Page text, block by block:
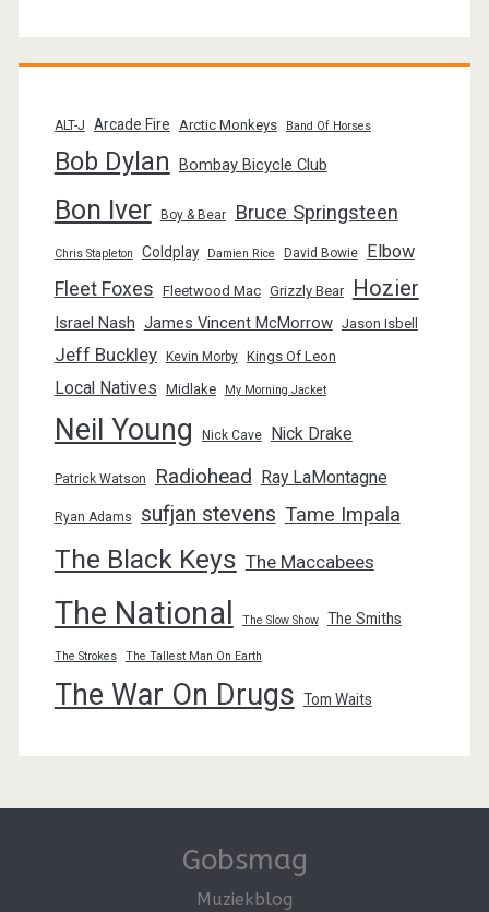
ALT-J Arcade Fire Arctic Monkeys Band Of Horses
Bob Dylan Bombay Bicycle Club
Bon Iver Boy & Bear Bruce Springsteen
Chris Stapleton Coldplay Damien Rice David Bowie Elbow
Fleet Foxes Fleetwood Mac Grizzly Bear Hozier
Israel Nash James Vincent McMorrow Jason Isbell
Jeff Buckley Kevin Morby Kings Of Leon
Local Natives Midlake My Morning Jacket
Neil Young Nick Cave Nick Drake
Patrick Watson Radiohead Ray LaMontagne
Ryan Adams sufjan stevens Tame Impala
The Black Keys The Maccabees
The National The Slow Show The Smiths
The Strokes The Tallest Man On Earth
The War On Drugs Tom Waits
Gobsmag
Muziekblog